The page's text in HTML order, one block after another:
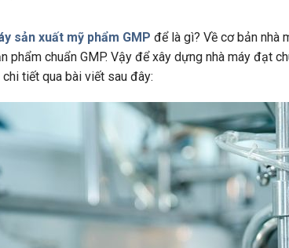
sản xuất mỹ phẩm GMP để là gì? Về cơ bản nhà
phẩm chuẩn GMP. Vậy để xây dựng nhà máy đạt
tiết qua bài viết sau đây: